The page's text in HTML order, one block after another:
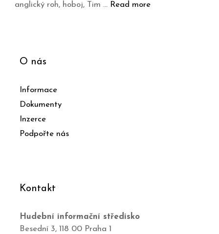
anglický roh, hoboj, Tim … Read more
O nás
Informace
Dokumenty
Inzerce
Podpořte nás
Kontakt
Hudební informační středisko
Besední 3, 118 00 Praha 1